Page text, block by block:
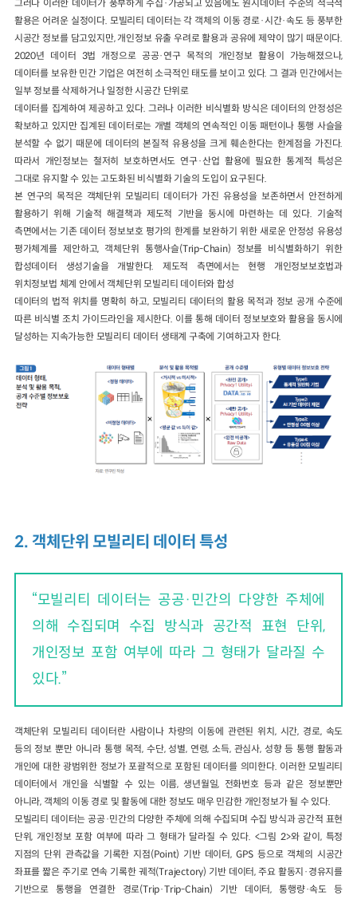
그러나 이러한 데이터가 풍부하게 수집·가공되고 있음에도 원시데이터 수준의 적극적
활용은 어려운 실정이다. 모빌리티 데이터는 각 객체의 이동 경로·시간·속도 등 풍부한
시공간 정보를 담고있지만, 개인정보 유출 우려로 활용과 공유에 제약이 많기 때문이다.
2020년 데이터 3법 개정으로 공공·연구 목적의 개인정보 활용이 가능해졌으나,
데이터를 보유한 민간 기업은 여전히 소극적인 태도를 보이고 있다. 그 결과 민간에서는
일부 정보를 삭제하거나 일정한 시공간 단위로
데이터를 집계하여 제공하고 있다. 그러나 이러한 비식별화 방식은 데이터의 안정성은
확보하고 있지만 집계된 데이터로는 개별 객체의 연속적인 이동 패턴이나 통행 사슬을
분석할 수 없기 때문에 데이터의 본질적 유용성을 크게 훼손한다는 한계점을 가진다.
따라서 개인정보는 철저히 보호하면서도 연구·산업 활용에 필요한 통계적 특성은
그대로 유지할 수 있는 고도화된 비식별화 기술의 도입이 요구된다.
본 연구의 목적은 객체단위 모빌리티 데이터가 가진 유용성을 보존하면서 안전하게
활용하기 위해 기술적 해결책과 제도적 기반을 동시에 마련하는 데 있다. 기술적
측면에서는 기존 데이터 정보보호 평가의 한계를 보완하기 위한 새로운 안정성 유용성
평가체계를 제안하고, 객체단위 통행사슬(Trip-Chain) 정보를 비식별화하기 위한
합성데이터 생성기술을 개발한다. 제도적 측면에서는 현행 개인정보보호법과
위치정보법 체계 안에서 객체단위 모빌리티 데이터와 합성
데이터의 법적 위치를 명확히 하고, 모빌리티 데이터의 활용 목적과 정보 공개 수준에
따른 비식별 조치 가이드라인을 제시한다. 이를 통해 데이터 정보보호와 활용을 동시에
달성하는 지속가능한 모빌리티 데이터 생태계 구축에 기여하고자 한다.
2. 객체단위 모빌리티 데이터 특성
“모빌리티 데이터는 공공·민간의 다양한 주체에
의해 수집되며 수집 방식과 공간적 표현 단위,
개인정보 포함 여부에 따라 그 형태가 달라질 수
있다.”
객체단위 모빌리티 데이터란 사람이나 차량의 이동에 관련된 위치, 시간, 경로, 속도
등의 정보 뿐만 아니라 통행 목적, 수단, 성별, 연령, 소득, 관심사, 성향 등 통행 활동과
개인에 대한 광범위한 정보가 포괄적으로 포함된 데이터를 의미한다. 이러한 모빌리티
데이터에서 개인을 식별할 수 있는 이름, 생년월일, 전화번호 등과 같은 정보뿐만
아니라, 객체의 이동 경로 및 활동에 대한 정보도 매우 민감한 개인정보가 될 수 있다.
모빌리티 데이터는 공공·민간의 다양한 주체에 의해 수집되며 수집 방식과 공간적 표현
단위, 개인정보 포함 여부에 따라 그 형태가 달라질 수 있다. <그림 2>와 같이, 특정
지점의 단위 관측값을 기록한 지점(Point) 기반 데이터, GPS 등으로 객체의 시공간
좌표를 짧은 주기로 연속 기록한 궤적(Trajectory) 기반 데이터, 주요 활동지·경유지를
기반으로 통행을 연결한 경로(Trip·Trip-Chain) 기반 데이터, 통행량·속도 등